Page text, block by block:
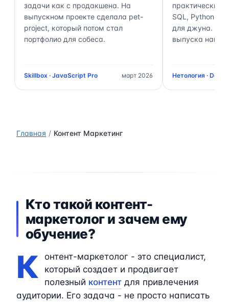
задачи как с продакшена. На
выпускном проекте сделала pet-
project, который потом стал
портфолио для собеса.
Skillbox · JavaScript Pro март 2026
практически
SQL, Python,
для джуна.
выпуска нашёл
Нетология · Data
Главная Контент Маркетинг
Кто такой контент-
маркетолог и зачем ему
обучение?
К
онтент-маркетолог - это специалист,
который создает и продвигает
полезный контентдля привлечения
аудитории. Его задача - не просто написать